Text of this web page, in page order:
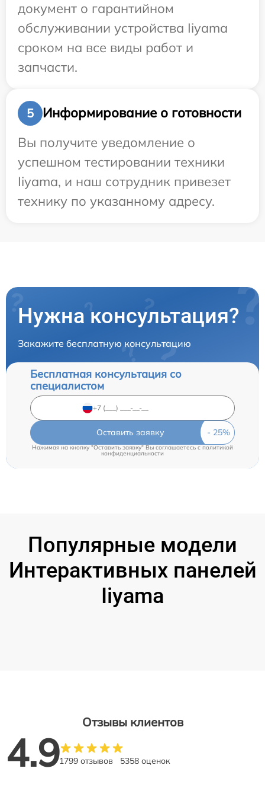
документ о гарантийном
обслуживании устройства Iiyama
сроком на все виды работ и
запчасти.
5
Информирование о готовности
Вы получите уведомление о
успешном тестировании техники
Iiyama, и наш сотрудник привезет
технику по указанному адресу.
Нужна консультация?
Закажите бесплатную консультацию
Бесплатная консультация со
специалистом
Оставить заявку
Нажимая на кнопку "Оставить заявку" Вы соглашаетесь cполитикой
конфиденциальности
Популярные модели
Интерактивных панелей
Iiyama
Отзывы клиентов
4.91799 отзывов 5358 оценок